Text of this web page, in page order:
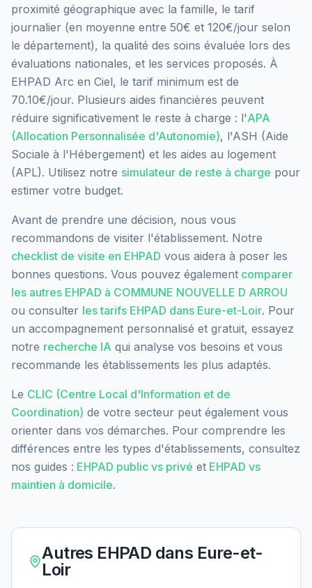
proximité géographique avec la famille, le tarif
journalier (en moyenne entre 50€ et 120€/jour selon
le département), la qualité des soins évaluée lors des
évaluations nationales, et les services proposés. À
EHPAD Arc en Ciel, le tarif minimum est de
70.10€/jour. Plusieurs aides financières peuvent
réduire significativement le reste à charge : l'APA
(Allocation Personnalisée d'Autonomie), l'ASH (Aide
Sociale à l'Hébergement) et les aides au logement
(APL). Utilisez notre simulateur de reste à charge pour
estimer votre budget.
Avant de prendre une décision, nous vous
recommandons de visiter l'établissement. Notre
checklist de visite en EHPAD vous aidera à poser les
bonnes questions. Vous pouvez également comparer
les autres EHPAD à COMMUNE NOUVELLE D ARROU
ou consulter les tarifs EHPAD dans Eure-et-Loir. Pour
un accompagnement personnalisé et gratuit, essayez
notre recherche IA qui analyse vos besoins et vous
recommande les établissements les plus adaptés.
Le CLIC (Centre Local d'Information et de
Coordination) de votre secteur peut également vous
orienter dans vos démarches. Pour comprendre les
différences entre les types d'établissements, consultez
nos guides : EHPAD public vs privé et EHPAD vs
maintien à domicile.
Autres EHPAD dans Eure-et-
Loir